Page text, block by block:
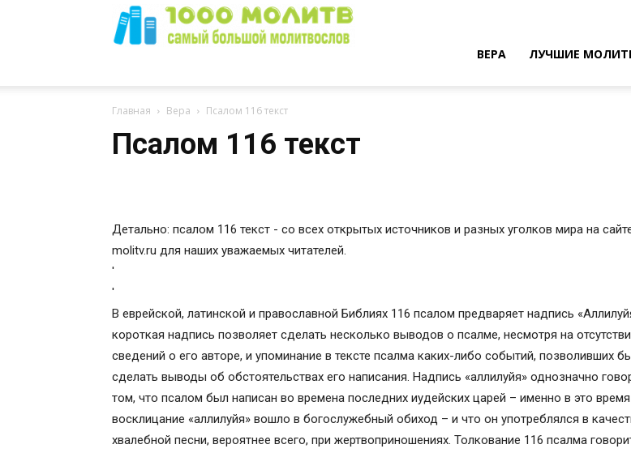
ВЕРА ЛУЧШИЕ
Главная Вера Псалом 116 текст
Псалом 116 текст
Детально: псалом 116 текст - со всех открытых источников и разных уголков мира на
molitv.ru для наших уважаемых читателей.
'
'
В еврейской, латинской и православной Библиях 116 псалом предваряет надпись
короткая надпись позволяет сделать несколько выводов о псалме, несмотря на
сведений о его авторе, и упоминание в тексте псалма каких-либо событий, позволивших
сделать выводы об обстоятельствах его написания. Надпись «аллилуйя» однозначно
том, что псалом был написан во времена последних иудейских царей – именно в это время
восклицание «аллилуйя» вошло в богослужебный обиход – и что он употреблялся в
хвалебной песни, вероятнее всего, при жертвоприношениях. Толкование 116 псалма